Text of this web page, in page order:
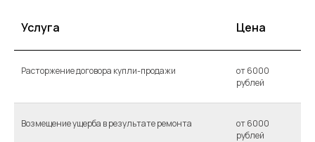
Услуга Цена
Расторжение договора купли-продажи
от 6000
рублей
Возмещение ущерба в результате ремонта
от 6000
рублей